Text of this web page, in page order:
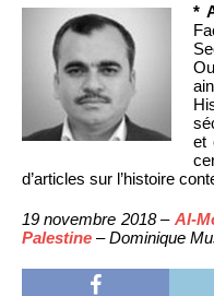
*
et
d’articles sur l’histoire
19 novembre 2018 – Al-
Palestine – Dominique